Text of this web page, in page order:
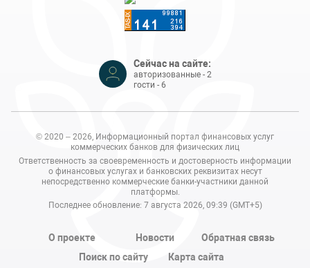
Сейчас на сайте:
авторизованные - 2
гости - 6
© 2020 – 2026, Информационный портал финансовых услуг
коммерческих банков для физических лиц
Ответственность за своевременность и достоверность информации
о финансовых услугах и банковских реквизитах несут
непосредственно коммерческие банки-участники данной
платформы.
Последнее обновление: 7 августа 2026, 09:39 (GMT+5)
О проекте Новости
Обратная связь
Поиск по сайту
Карта сайта